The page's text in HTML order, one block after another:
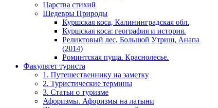
Царства стихий
Шедевры Природы
Куршская коса, Калининградская обл.
Куршская коса: география и история.
Реликтовый лес, Большой Утриш, Анапа
(2014)
Роминтская пуща. Краснолесье.
Факультет туриста
1. Путешественнику на заметку
2. Туристические термины
3. Статьи о туризме
Афоризмы. Афоризмы на латыни